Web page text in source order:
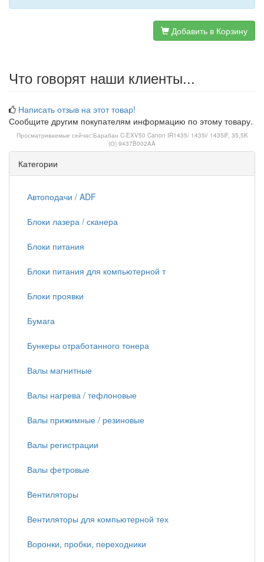
Добавить в Корзину
Что говорят наши клиенты...
Написать отзыв на этот товар!
Сообщите другим покупателям информацию по этому товару.
Просматриваемые сейчас:Барабан C-EXV50 Canon IR1435/ 1435i/ 1435iF, 35,5K
(О) 9437B002AA
Категории
Автоподачи / ADF
Блоки лазера / сканера
Блоки питания
Блоки питания для компьютерной т
Блоки проявки
Бумага
Бункеры отработанного тонера
Валы магнитные
Валы нагрева / тефлоновые
Валы прижимные / резиновые
Валы регистрации
Валы фетровые
Вентиляторы
Вентиляторы для компьютерной тех
Воронки, пробки, переходники